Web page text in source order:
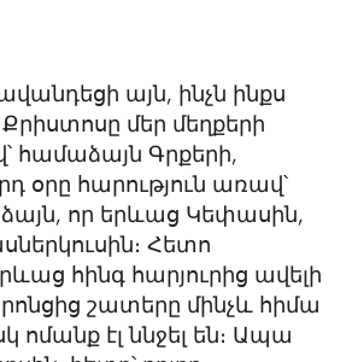
այն, ինչն ինքս
Քրիստոսը մեր մեղքերի
համաձայն Գրքերի,
օրը հարություն առավ՝
որ երևաց Կեփասին,
Հետո
հինգ հարյուրից ավելի
շատերը մինչև հիմա
ոմանք էլ ննջել են։ Ապա